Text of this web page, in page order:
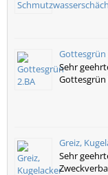
Gottesgrün
Sehr
Greiz,
Sehr